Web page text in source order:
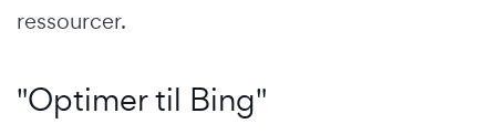
ressourcer.
"Optimer til Bing"